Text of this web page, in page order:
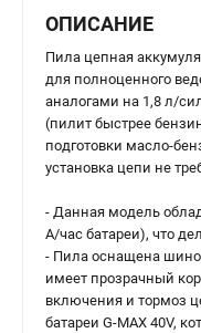
ОПИСАНИЕ
Пила цепная
для полноценного
аналогами на 1,8 л/
(пилит быстрее
подготовки масло-
установка цепи не
- Данная модель
А/час батареи), что
- Пила оснащена
имеет прозрачный
включения и тормоз
батареи G-MAX 40V,